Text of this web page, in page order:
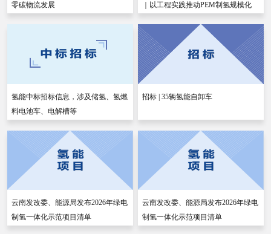
零碳物流发展
｜以工程实践推动PEM制氢规模化
氢能中标招标信息，涉及储氢、氢燃
料电池车、电解槽等
招标 | 35辆氢能自卸车
云南发改委、能源局发布2026年绿电
制氢一体化示范项目清单
云南发改委、能源局发布2026年绿电
制氢一体化示范项目清单